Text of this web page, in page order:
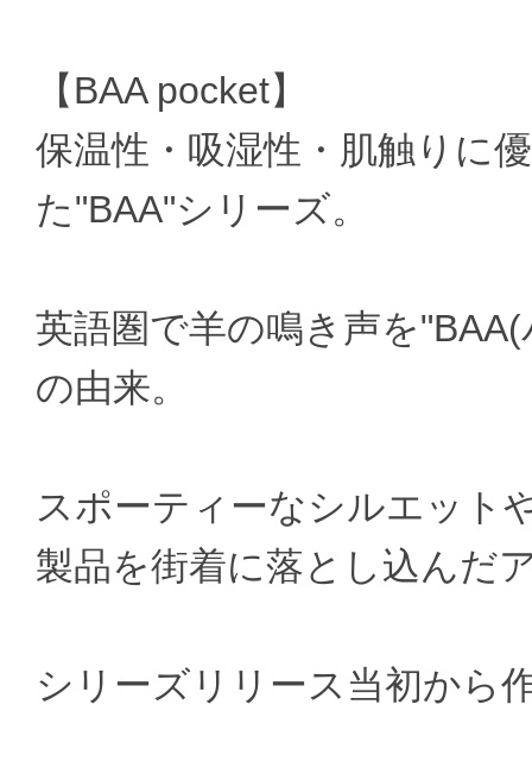
【BAA pocket】
保温性・吸湿性・肌触りに
た"BAA"シリーズ。
英語圏で羊の鳴き声を
の由来。
スポーティーなシルエット
製品を街着に落とし込んだ
シリーズリリース当初から